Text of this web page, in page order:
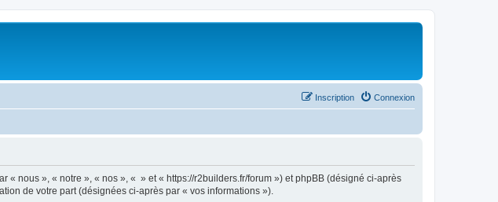
Connexion
Inscription
nous », « notre », « nos », « » et « https://r2builders.fr/forum ») et phpBB (désigné ci-après
de votre part (désignées ci-après par « vos informations »).